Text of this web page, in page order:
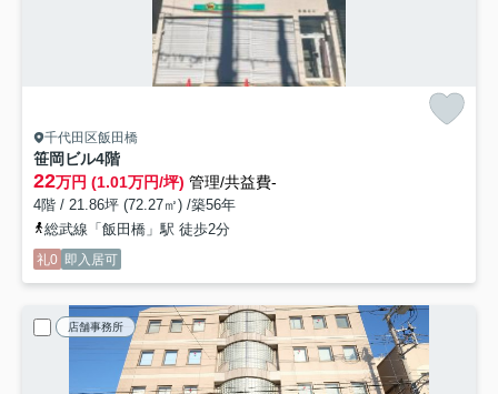
千代田区飯田橋
笹岡ビル4階
22万円 (1.01万円/坪) 管理/共益費-
4階 / 21.86坪 (72.27㎡) /築56年
総武線「飯田橋」駅 徒歩2分
礼0 即入居可
店舗事務所